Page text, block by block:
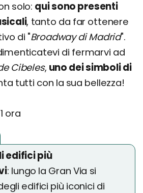
solo: qui sono presenti
, tanto da far ottenere
di "Broadway di Madrid".
di fermarvi ad
Cibeles, uno dei simboli di
tutti con la sua bellezza!
ora
edifici più
: lungo la Gran Via si
edifici più iconici di